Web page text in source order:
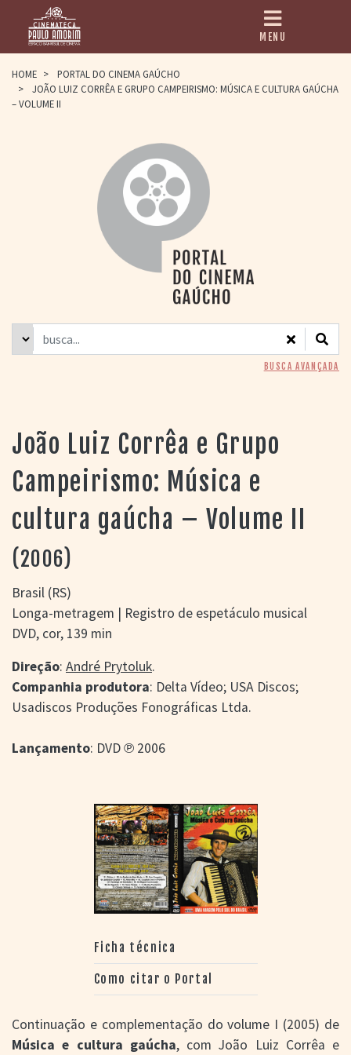
HOME
CINEMATECA
> HOMENAGEADOS
> ASSOCIAÇÃO DOS
> BIBLIOTECA
ROMEU GRIMALDI
PROGRAMAÇÃO
> PREÇOS E
DESCONTOS
> SALAS
> APRESENTAÇÃO
> BUSCA AVANÇADA
> LISTA DE FILMES
> FILMOGRAFIAS DE
CINEASTAS
> DISCOGRAFIAS
CONTATO E
LOCALIZAÇÃO
MENU
HOME >
PORTAL DO CINEMA GAÚCHO
>
JOÃO LUIZ CORRÊA E GRUPO CAMPEIRISMO: MÚSICA E CULTURA GAÚCHA
– VOLUME II
BUSCA AVANÇADA
João Luiz Corrêa e Grupo
Campeirismo: Música e
cultura gaúcha – Volume II
(2006)
Brasil (RS)
Longa-metragem | Registro de espetáculo musical
DVD, cor, 139 min
Direção: André Prytoluk.
Companhia produtora: Delta Vídeo; USA Discos;
Usadiscos Produções Fonográficas Ltda.
Lançamento: DVD ℗ 2006
Ficha técnica
Como citar o Portal
Continuação e complementação do volume I (2005) de
Música e cultura gaúcha, com João Luiz Corrêa e